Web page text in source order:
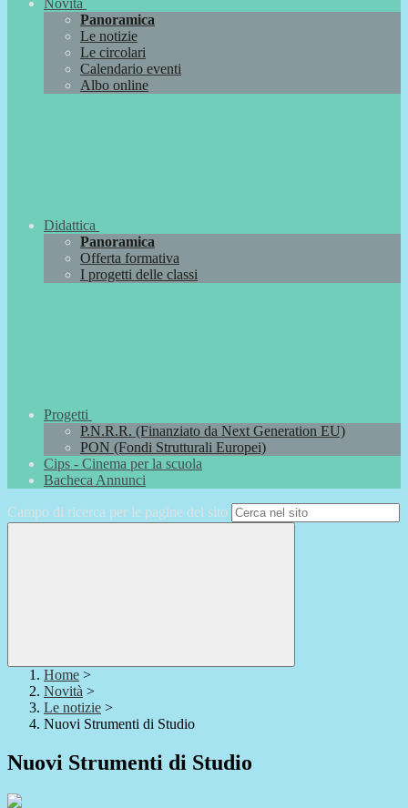
Novità
Panoramica
Le notizie
Le circolari
Calendario eventi
Albo online
Didattica
Panoramica
Offerta formativa
I progetti delle classi
Progetti
P.N.R.R. (Finanziato da Next Generation EU)
PON (Fondi Strutturali Europei)
Cips - Cinema per la scuola
Bacheca Annunci
Campo di ricerca per le pagine del sito
Home >
Novità >
Le notizie >
Nuovi Strumenti di Studio
Nuovi Strumenti di Studio